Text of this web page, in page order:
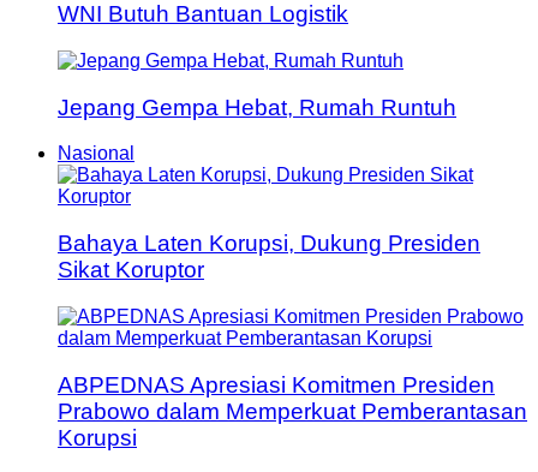
WNI Butuh Bantuan Logistik
Jepang Gempa Hebat, Rumah Runtuh
Nasional
Bahaya Laten Korupsi, Dukung Presiden
Sikat Koruptor
ABPEDNAS Apresiasi Komitmen Presiden
Prabowo dalam Memperkuat Pemberantasan
Korupsi